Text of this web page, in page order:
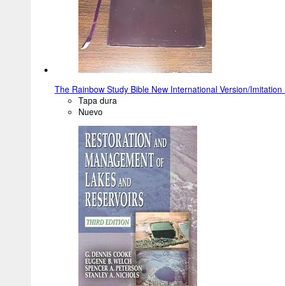
The Rainbow Study Bible New International Version/
Tapa dura
Nuevo